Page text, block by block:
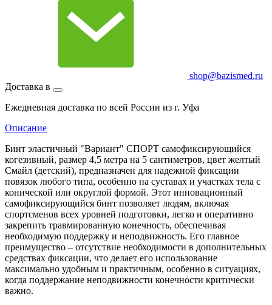
shop@bazismed.ru
Доставка в
Ежедневная доставка по всей России из г. Уфа
Описание
Бинт эластичный "Вариант" СПОРТ самофиксирующийся
когезивный, размер 4,5 метра на 5 сантиметров, цвет желтый
Смайл (детский), предназначен для надежной фиксации
повязок любого типа, особенно на суставах и участках тела с
конической или округлой формой. Этот инновационный
самофиксирующийся бинт позволяет людям, включая
спортсменов всех уровней подготовки, легко и оперативно
закрепить травмированную конечность, обеспечивая
необходимую поддержку и неподвижность. Его главное
преимущество – отсутствие необходимости в дополнительных
средствах фиксации, что делает его использование
максимально удобным и практичным, особенно в ситуациях,
когда поддержание неподвижности конечности критически
важно.